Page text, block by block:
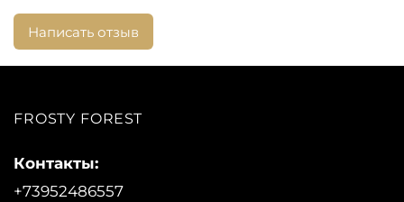
Три внутренних кармана позволят сохранить
заряд гаджетов на морозе
Съемный световозвращающий брелок
Страна производства:
Написать отзыв
FROSTY FOREST
Контакты:
+73952486557